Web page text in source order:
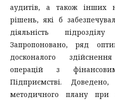
аудитів, а також інших
рішень, які б
діяльність
Запропоновано, ряд
досконалого
операцій з
Підприємстві.
методичного плану при